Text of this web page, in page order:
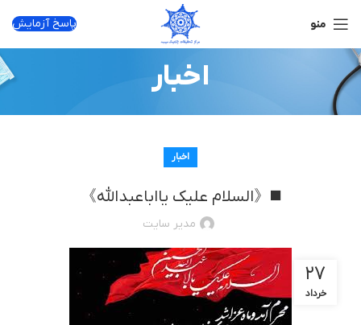
منو پاسخ آزمایش
اخبار
اخبار
◼️《السلام علیک یااباعبدالله》
مدیر سایت
۲۷
خرداد